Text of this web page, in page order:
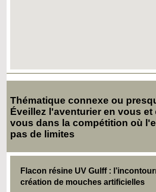
Thématique connexe ou
Éveillez l'aventurier en vous et
vous dans la compétition où
pas de limites
Flacon résine UV Gulff :
création de mouches artificielles